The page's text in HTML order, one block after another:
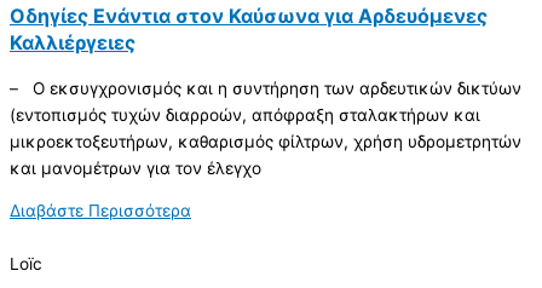
Οδηγίες Ενάντια στον Καύσωνα για Αρδευόμενες
Καλλιέργειες
– Ο εκσυγχρονισμός και η συντήρηση των αρδευτικών δικτύων
(εντοπισμός τυχών διαρροών, απόφραξη σταλακτήρων και
μικροεκτοξευτήρων, καθαρισμός φίλτρων, χρήση υδρομετρητών
και μανομέτρων για τον έλεγχο
Διαβάστε Περισσότερα
Loïc